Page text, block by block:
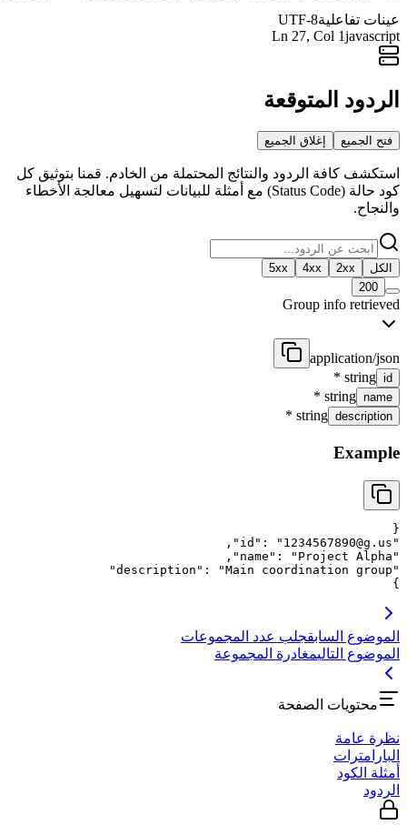
عينات تفاعليةUTF-8
Ln 27, Col 1javascript
الردود المتوقعة
فتح الجميع إغلاق الجميع
استكشف كافة الردود والنتائج المحتملة من الخادم. قمنا بتوثيق كل
كود حالة (Status Code) مع أمثلة للبيانات لتسهيل معالجة الأخطاء
والنجاح.
الكل 2xx
4xx
5xx
200
Group info retrieved
application/json
id
string
*
name
string
*
description
string
*
Example
{
"
id " : " 1234567890@g.us
"
,
"
name " : " Project Alpha
"
,
"
description " : "Main coordination group
"
}
الموضوع السابقجلب عدد المجموعات
الموضوع التاليمغادرة المجموعة
محتويات الصفحة
نظرة عامة
البارامترات
أمثلة الكود
الردود